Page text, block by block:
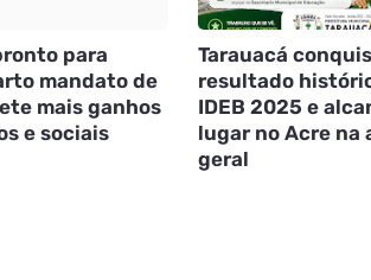
para
mandato de
mais ganhos
e sociais
Tarauacá
resultado
IDEB 2025 e
lugar no Acre na
geral